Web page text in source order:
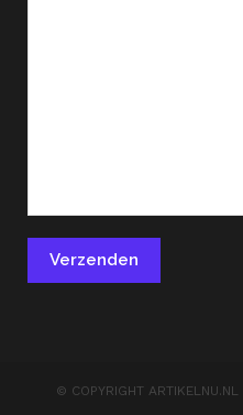
© COPYRIGHT ARTIKELNU.NL